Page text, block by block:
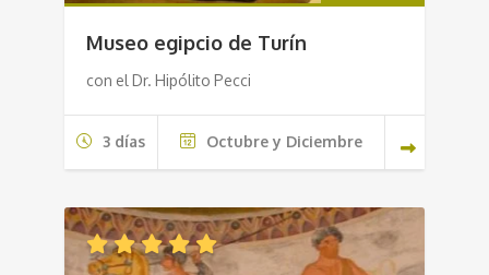
Museo egipcio de Turín
con el Dr. Hipólito Pecci
3 días Octubre y Diciembre